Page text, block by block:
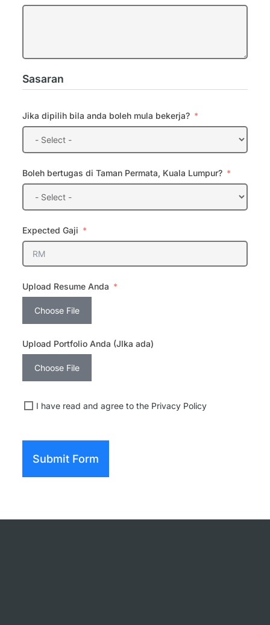
Sasaran
Jika dipilih bila anda boleh mula bekerja?
Boleh bertugas di Taman Permata, Kuala Lumpur?
Expected Gaji
Upload Resume Anda
Choose File
Upload Portfolio Anda (JIka ada)
Choose File
I have read and agree to the Privacy Policy
Submit Form